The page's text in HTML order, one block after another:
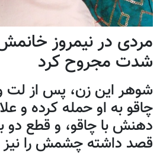
مردی در نیمروز خانمش
شدت مجروح کرد
شوهر این زن، پس از لت
چاقو به او حمله کرده و
دهنش با چاقو، و قطع دو
قصد داشته چشمش را نیز